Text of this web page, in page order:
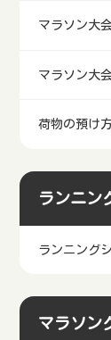
マラソン大
マラソン大
荷物の預け
ランニン
ランニング
マラソン